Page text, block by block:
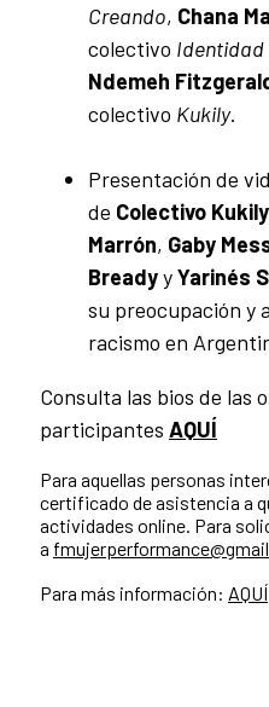
Creando, Chana
colectivo Identidad
Ndemeh
colectivo Kukily.
Presentación de
de Colectivo Kukily
Marrón, Gaby
BreadyyYarinés
su preocupación y
racismo en
Consulta las bios de las
participantes AQUÍ
Para aquellas personas
certificado de asistencia a
actividades online. Para
a
Para más información: AQUÍ